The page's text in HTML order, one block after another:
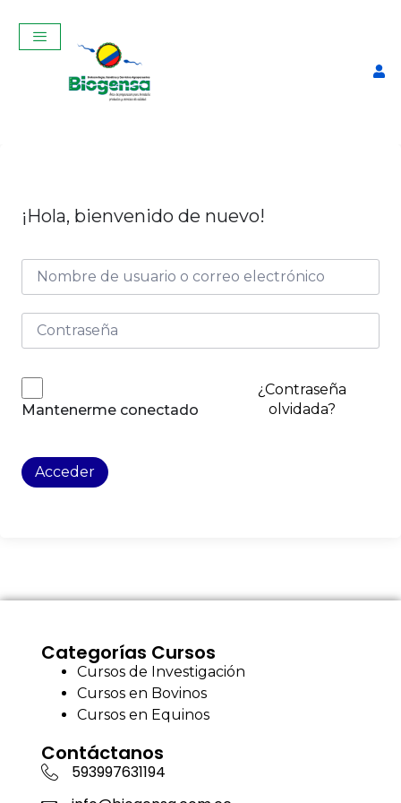
¡Hola, bienvenido de nuevo!
Mantenerme conectado
¿Contraseña
olvidada?
Acceder
Categorías Cursos
Cursos de Investigación
Cursos en Bovinos
Cursos en Equinos
Contáctanos
593997631194
CURSO VIRTUAL DE
ESPECIALIZACIÓN EN
JULIO 2025